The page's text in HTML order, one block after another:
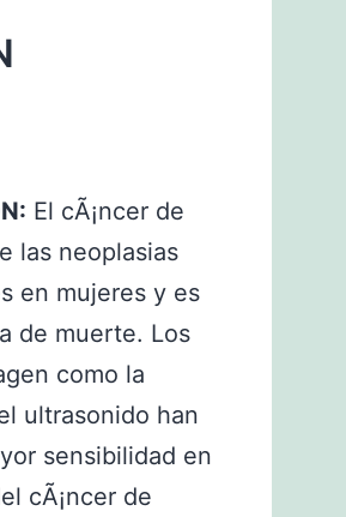
El cÃ¡ncer de
las neoplasias
en mujeres y es
de muerte. Los
como la
ultrasonido han
sensibilidad en
cÃ¡ncer de